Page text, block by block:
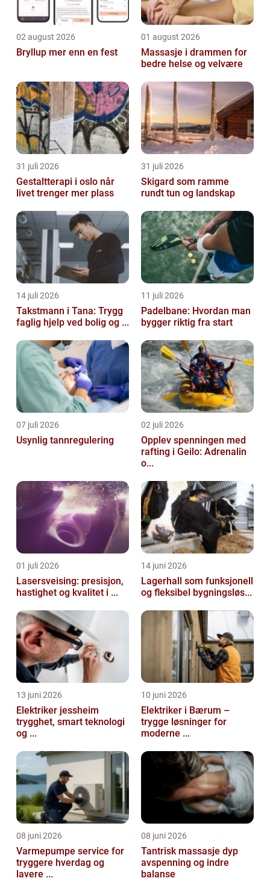
02 august 2026
Bryllup mer enn en fest
01 august 2026
Massasje i drammen for
bedre helse og velvære
31 juli 2026
Gestaltterapi i oslo når
livet trenger mer plass
31 juli 2026
Skigard som ramme
rundt tun og landskap
14 juli 2026
Takstmann i Tana: Trygg
faglig hjelp ved bolig og ...
11 juli 2026
Padelbane: Hvordan man
bygger riktig fra start
07 juli 2026
Usynlig tannregulering
02 juli 2026
Opplev spenningen med
rafting i Geilo: Adrenalin
o...
01 juli 2026
Lasersveising: presisjon,
hastighet og kvalitet i ...
14 juni 2026
Lagerhall som funksjonell
og fleksibel bygningsløs...
13 juni 2026
Elektriker jessheim
trygghet, smart teknologi
og ...
10 juni 2026
Elektriker i Bærum –
trygge løsninger for
moderne ...
08 juni 2026
Varmepumpe service for
tryggere hverdag og
lavere ...
08 juni 2026
Tantrisk massasje dyp
avspenning og indre
balanse